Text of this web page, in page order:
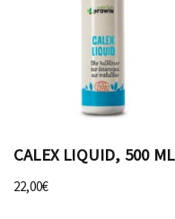
CALEX LIQUID, 500 ML
22,00€